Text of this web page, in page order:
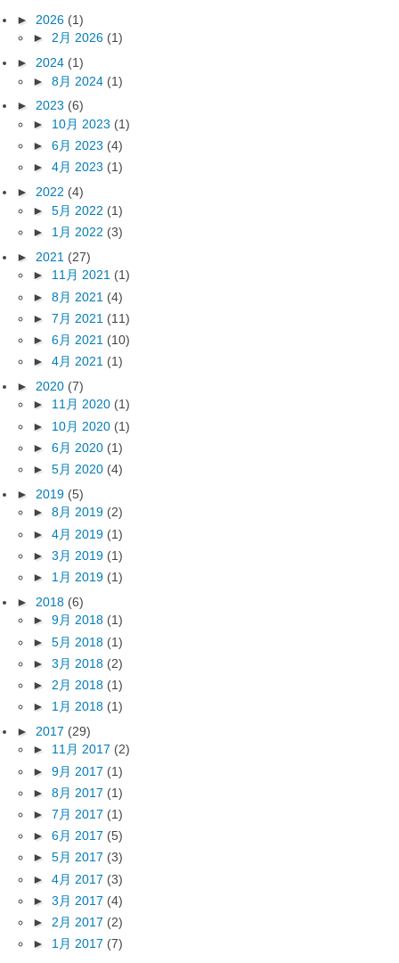
► 2026 (1)
► 2月 2026 (1)
► 2024 (1)
► 8月 2024 (1)
► 2023 (6)
► 10月 2023 (1)
► 6月 2023 (4)
► 4月 2023 (1)
► 2022 (4)
► 5月 2022 (1)
► 1月 2022 (3)
► 2021 (27)
► 11月 2021 (1)
► 8月 2021 (4)
► 7月 2021 (11)
► 6月 2021 (10)
► 4月 2021 (1)
► 2020 (7)
► 11月 2020 (1)
► 10月 2020 (1)
► 6月 2020 (1)
► 5月 2020 (4)
► 2019 (5)
► 8月 2019 (2)
► 4月 2019 (1)
► 3月 2019 (1)
► 1月 2019 (1)
► 2018 (6)
► 9月 2018 (1)
► 5月 2018 (1)
► 3月 2018 (2)
► 2月 2018 (1)
► 1月 2018 (1)
► 2017 (29)
► 11月 2017 (2)
► 9月 2017 (1)
► 8月 2017 (1)
► 7月 2017 (1)
► 6月 2017 (5)
► 5月 2017 (3)
► 4月 2017 (3)
► 3月 2017 (4)
► 2月 2017 (2)
► 1月 2017 (7)